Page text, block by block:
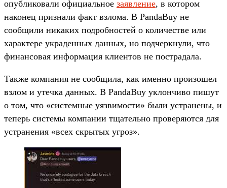
опубликовали официальное заявление, в котором
наконец признали факт взлома. В PandaBuy не
сообщили никаких подробностей о количестве или
характере украденных данных, но подчеркнули, что
финансовая информация клиентов не пострадала.
Также компания не сообщила, как именно произошел
взлом и утечка данных. В PandaBuy уклончиво пишут
о том, что «системные уязвимости» были устранены, и
теперь системы компании тщательно проверяются для
устранения «всех скрытых угроз».